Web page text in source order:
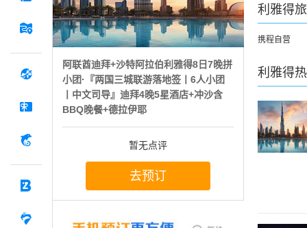
阿联酋迪拜+沙特阿拉伯利雅得8日7晚拼
小团·『两国三城联游落地签丨6人小团
丨中文司导』迪拜4晚5星酒店+冲沙含
BBQ晚餐+德拉伊耶
暂无点评
去预订
利雅得
携程自营
利雅得